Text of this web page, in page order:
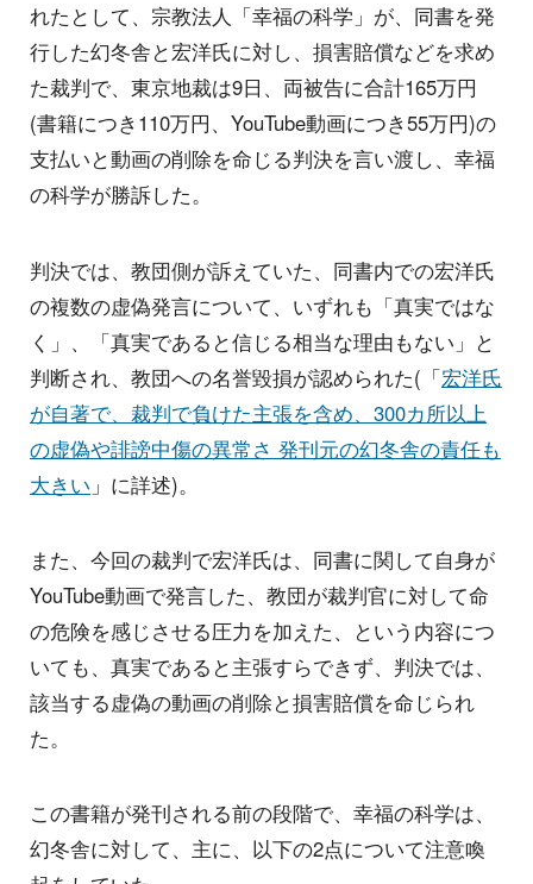
れたとして、宗教法人「幸福の科学」が、同書を発
行した幻冬舎と宏洋氏に対し、損害賠償などを求め
た裁判で、東京地裁は9日、両被告に合計165万円
(書籍につき110万円、YouTube動画につき55万円)の
支払いと動画の削除を命じる判決を言い渡し、幸福
の科学が勝訴した。
判決では、教団側が訴えていた、同書内での宏洋氏
の複数の虚偽発言について、いずれも「真実ではな
く」、「真実であると信じる相当な理由もない」と
判断され、教団への名誉毀損が認められた(「宏洋氏
が自著で、裁判で負けた主張を含め、300カ所以上
の虚偽や誹謗中傷の異常さ 発刊元の幻冬舎の責任も
大きい 」に詳述)。
また、今回の裁判で宏洋氏は、同書に関して自身が
YouTube動画で発言した、教団が裁判官に対して命
の危険を感じさせる圧力を加えた、という内容につ
いても、真実であると主張すらできず、判決では、
該当する虚偽の動画の削除と損害賠償を命じられ
た。
この書籍が発刊される前の段階で、幸福の科学は、
幻冬舎に対して、主に、以下の2点について注意喚